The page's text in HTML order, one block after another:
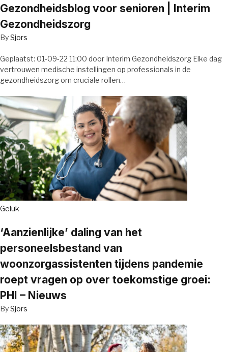
Gezondheidsblog voor senioren | Interim
Gezondheidszorg
BySjors
Geplaatst: 01-09-22 11:00 door Interim Gezondheidszorg Elke dag
vertrouwen medische instellingen op professionals in de
gezondheidszorg om cruciale rollen…
Geluk
‘Aanzienlijke’ daling van het
personeelsbestand van
woonzorgassistenten tijdens pandemie
roept vragen op over toekomstige groei:
PHI – Nieuws
BySjors